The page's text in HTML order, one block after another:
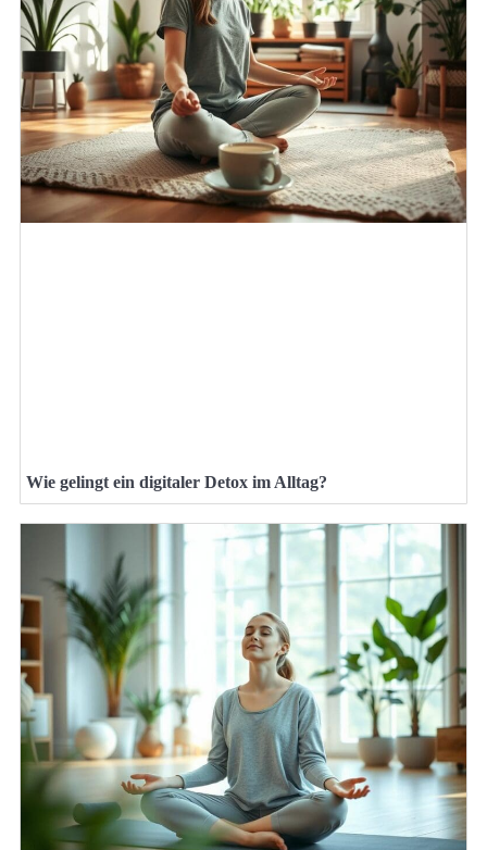
Wie gelingt ein digitaler Detox im Alltag?